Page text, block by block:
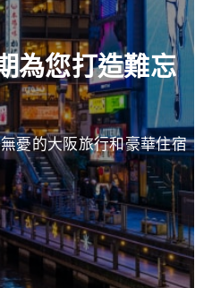
為您打造難忘
憂的大阪旅行和豪華住宿